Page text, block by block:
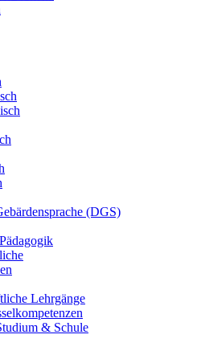
(DGS)
Lehrgänge
& Schule